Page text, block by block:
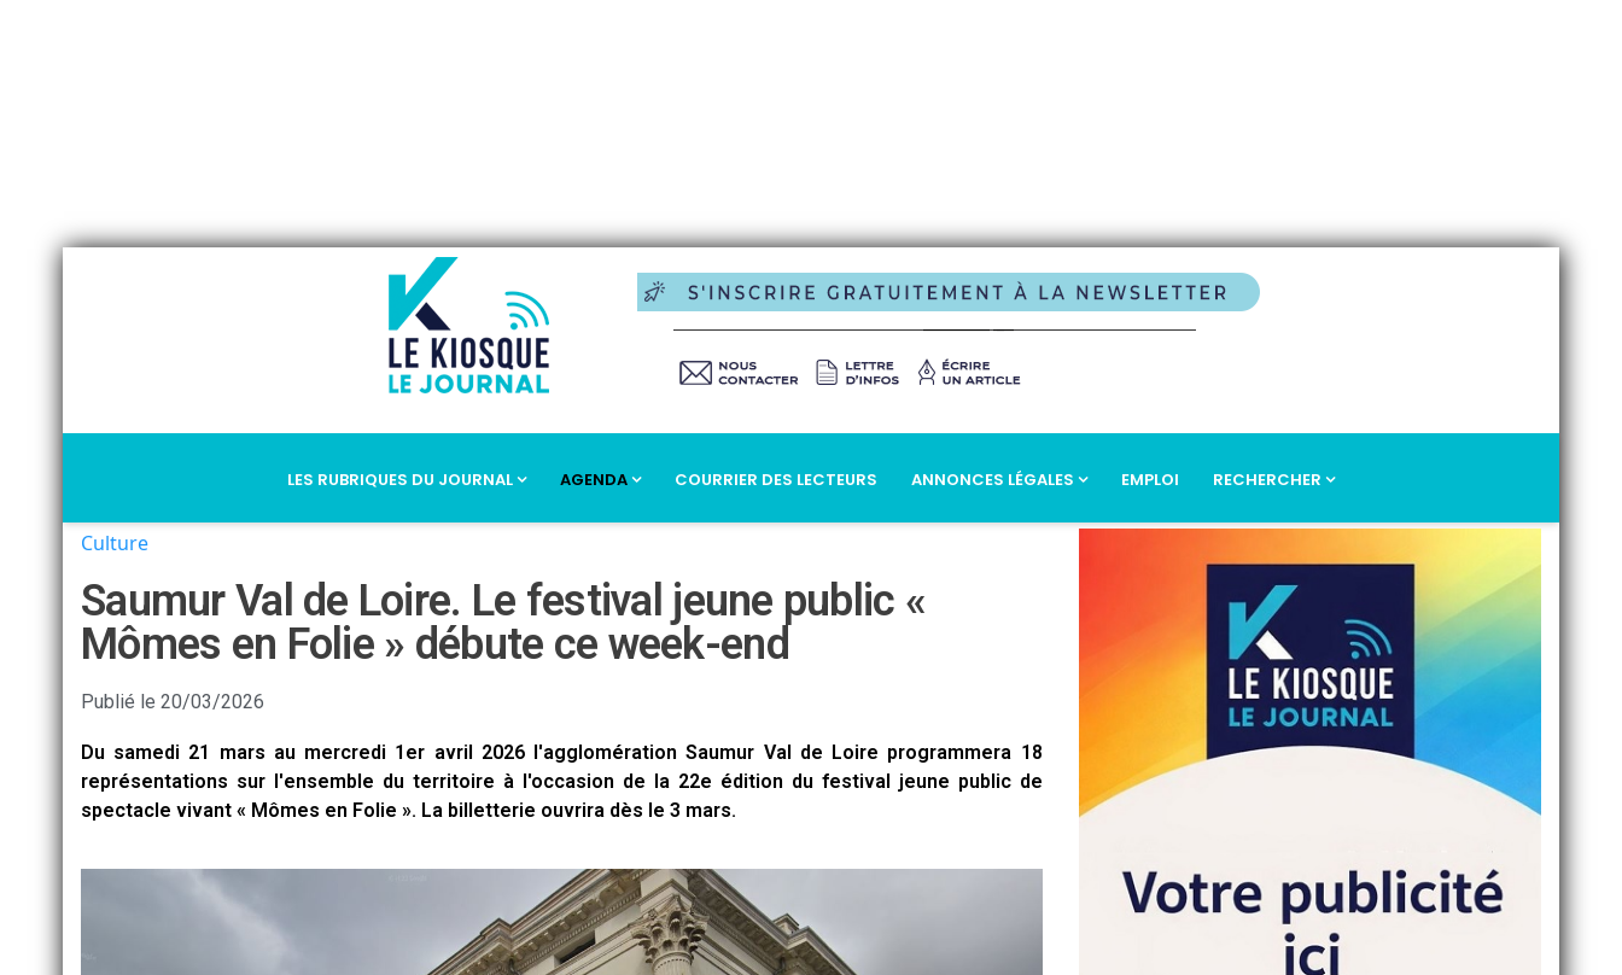
LES RUBRIQUES DU JOURNAL AGENDA COURRIER DES LECTEURS ANNONCES LÉGALES EMPLOI RECHERCHER
Culture
Saumur Val de Loire. Le festival jeune public «
Mômes en Folie » débute ce week-end
Publié le 20/03/2026
Du samedi 21 mars au mercredi 1er avril 2026 l'agglomération Saumur Val de Loire programmera 18
représentations sur l'ensemble du territoire à l'occasion de la 22e édition du festival jeune public de
spectacle vivant « Mômes en Folie ». La billetterie ouvrira dès le 3 mars.